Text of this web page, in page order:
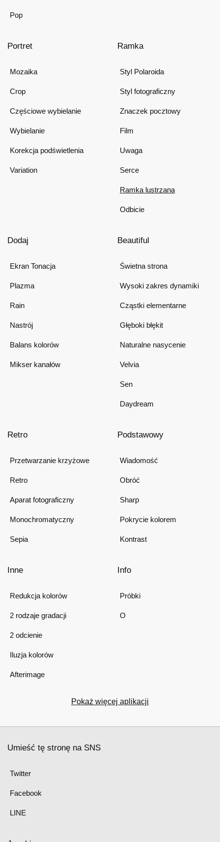
Pop
Portret
Mozaika
Crop
Częściowe wybielanie
Wybielanie
Korekcja podświetlenia
Variation
Ramka
Styl Polaroida
Styl fotograficzny
Znaczek pocztowy
Film
Uwaga
Serce
Ramka lustrzana
Odbicie
Dodaj
Ekran Tonacja
Plazma
Rain
Nastrój
Balans kolorów
Mikser kanałów
Beautiful
Świetna strona
Wysoki zakres dynamiki
Cząstki elementarne
Głęboki błękit
Naturalne nasycenie
Velvia
Sen
Daydream
Retro
Przetwarzanie krzyżowe
Retro
Aparat fotograficzny
Monochromatyczny
Sepia
Podstawowy
Wiadomość
Obróć
Sharp
Pokrycie kolorem
Kontrast
Inne
Redukcja kolorów
2 rodzaje gradacji
2 odcienie
Iluzja kolorów
Afterimage
Info
Próbki
O
Pokaż więcej aplikacji
Umieść tę stronę na SNS
Twitter
Facebook
LINE